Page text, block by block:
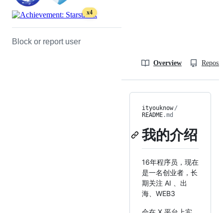
x4
Block or report user
Overview
ityouknow /
README.md
我的介绍
16年程序员，现在
是一名创业者，长
期关注 AI 、出
海、WEB3